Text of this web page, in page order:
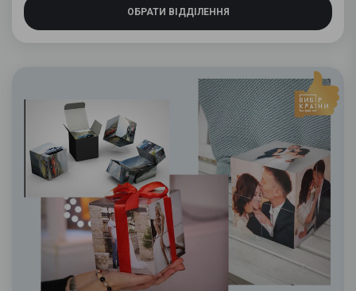
ОБРАТИ ВІДДІЛЕННЯ